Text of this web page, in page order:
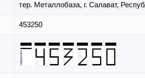
тер. Металлобаза, г. Салават,
453250